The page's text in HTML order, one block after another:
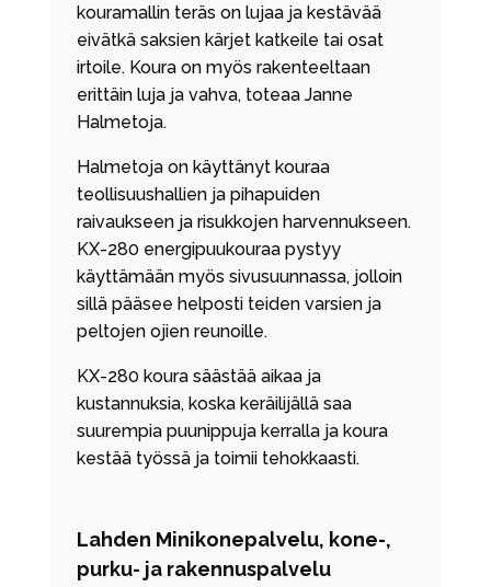
kouramallin teräs on lujaa ja kestävää
eivätkä saksien kärjet katkeile tai osat
irtoile. Koura on myös rakenteeltaan
erittäin luja ja vahva, toteaa Janne
Halmetoja.
Halmetoja on käyttänyt kouraa
teollisuushallien ja pihapuiden
raivaukseen ja risukkojen harvennukseen.
KX-280 energipuukouraa pystyy
käyttämään myös sivusuunnassa, jolloin
sillä pääsee helposti teiden varsien ja
peltojen ojien reunoille.
KX-280 koura säästää aikaa ja
kustannuksia, koska keräilijällä saa
suurempia puunippuja kerralla ja koura
kestää työssä ja toimii tehokkaasti.
Lahden Minikonepalvelu, kone-,
purku- ja rakennuspalvelu